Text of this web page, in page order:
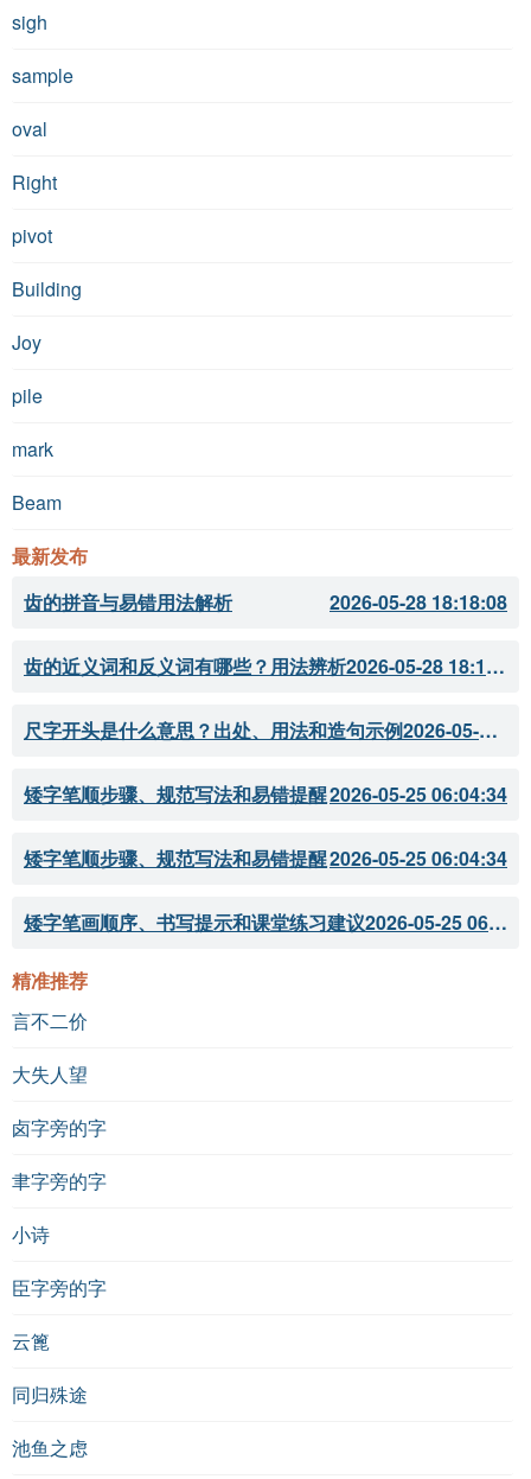
sigh
sample
oval
Right
pivot
Building
Joy
pile
mark
Beam
最新发布
齿的拼音与易错用法解析
2026-05-28 18:18:08
齿的近义词和反义词有哪些？用法辨析 2026-05-28 18:18:07
尺字开头是什么意思？出处、用法和造句示例 2026-05-28 18:18:05
矮字笔顺步骤、规范写法和易错提醒2026-05-25 06:04:34
矮字笔顺步骤、规范写法和易错提醒2026-05-25 06:04:34
矮字笔画顺序、书写提示和课堂练习建议 2026-05-25 06:04:33
精准推荐
言不二价
大失人望
卤字旁的字
聿字旁的字
小诗
臣字旁的字
云篦
同归殊途
池鱼之虑